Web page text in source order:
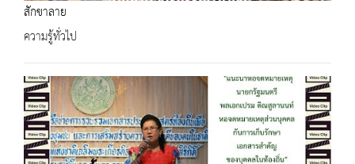
สักขาลาย
ความรู้ทั่วไป